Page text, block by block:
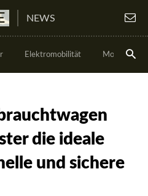
NEWS
Elektromobilität Motorsport
die ideale
und sichere